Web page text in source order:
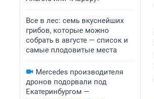
Все в лес: семь вкуснейших
грибов, которые можно
собрать в августе — список и
самые плодовитые места
Mercedes производителя
дронов подорвали под
Екатеринбургом —